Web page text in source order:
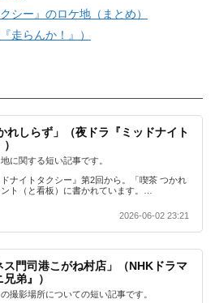
シー』のロケ地（まとめ）
走らんか！』）
れしらず」（夜ドラ『ミッドナイト
に関する短い記事です。
ナイトタクシー』第2回から。「喫茶 つかれ
ト（と看板）に書かれています。…
2026-06-02 23:21
ス門司港こがね村店」（NHKドラマ
兄弟』）
撮影場所についての短い記事です。